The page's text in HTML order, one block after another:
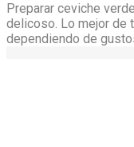
Preparar ceviche
delicoso. Lo mejor de
dependiendo de